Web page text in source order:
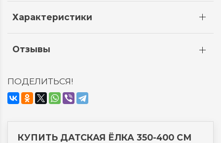
Характеристики
Отзывы
ПОДЕЛИТЬСЯ!
КУПИТЬ ДАТСКАЯ ЁЛКА 350-400 СМ